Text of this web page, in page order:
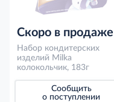
Скоро в продаже
Набор кондитерских
изделий Milka
колокольчик, 183г
Сообщить
о поступлении